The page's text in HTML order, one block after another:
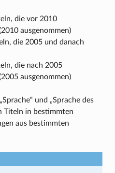
die vor 2010
ausgenommen)
die 2005 und danach
die nach 2005
ausgenommen)
und „Sprache des
Titeln in bestimmten
aus bestimmten